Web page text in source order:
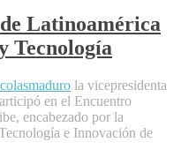
Latinoamérica
Tecnología
la vicepresidenta
en el Encuentro
encabezado por la
e Innovación de